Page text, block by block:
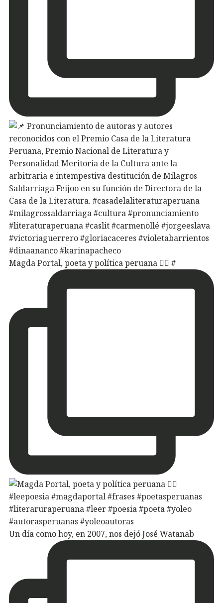
Magda Portal, poeta y política peruana ✍🏽 #
Un día como hoy, en 2007, nos dejó José Watanab